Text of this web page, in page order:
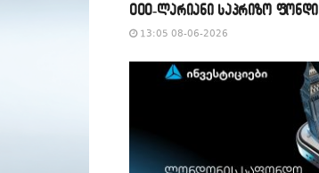
000-ლარიანი საპრიზო ფონდი
13:05 08-06-2026